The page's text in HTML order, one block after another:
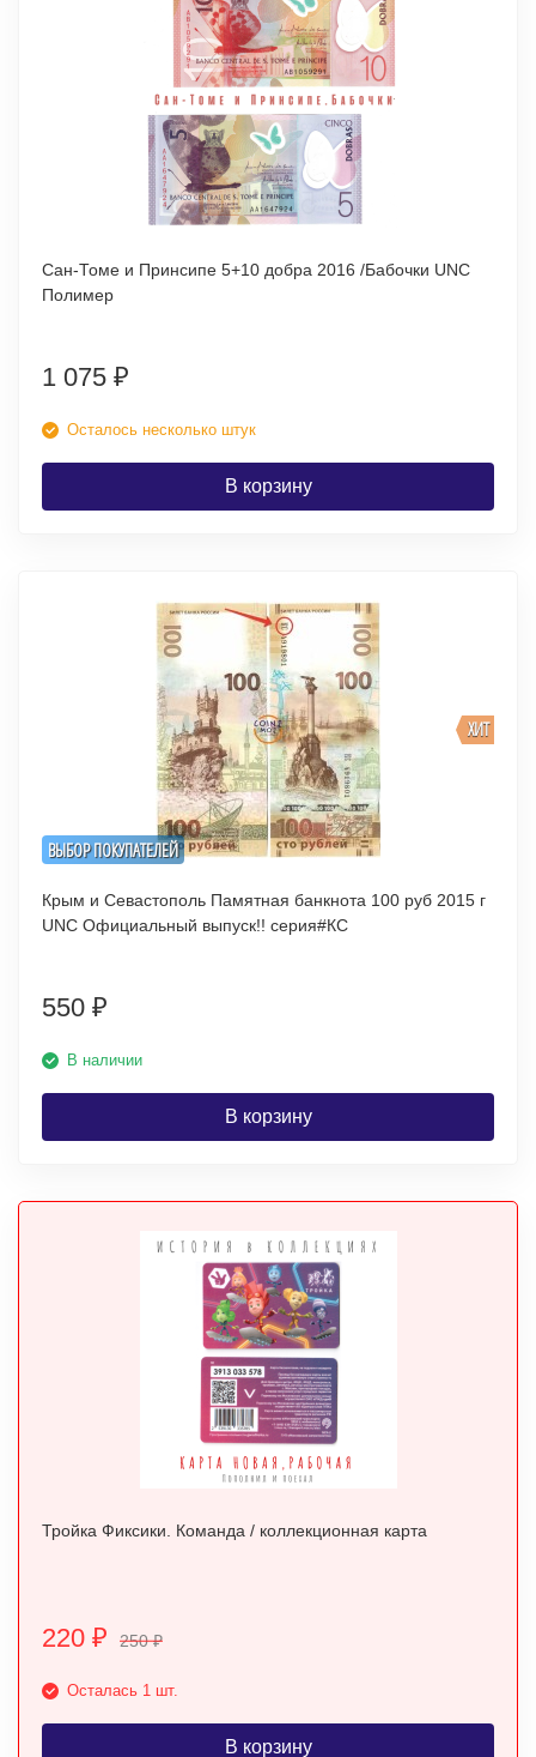
Сан-Томе и Принсипе 5+10 добра 2016 /Бабочки UNC
Полимер
1 075 ₽
Осталось несколько штук
В корзину
ВЫБОР ПОКУПАТЕЛЕЙ
ХИТ
Крым и Севастополь Памятная банкнота 100 руб 2015 г
UNC Официальный выпуск!! серия#КС
550 ₽
В наличии
В корзину
Тройка Фиксики. Команда / коллекционная карта
220 ₽ 250₽
Осталась 1 шт.
В корзину